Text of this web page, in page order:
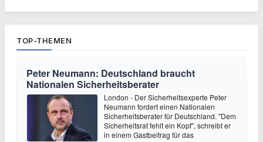
TOP-THEMEN
Peter Neumann: Deutschland braucht
Nationalen Sicherheitsberater
London - Der Sicherheitsexperte Peter
Neumann fordert einen Nationalen
Sicherheitsberater für Deutschland. "Dem
Sicherheitsrat fehlt ein Kopf", schreibt er
in einem Gastbeitrag für das